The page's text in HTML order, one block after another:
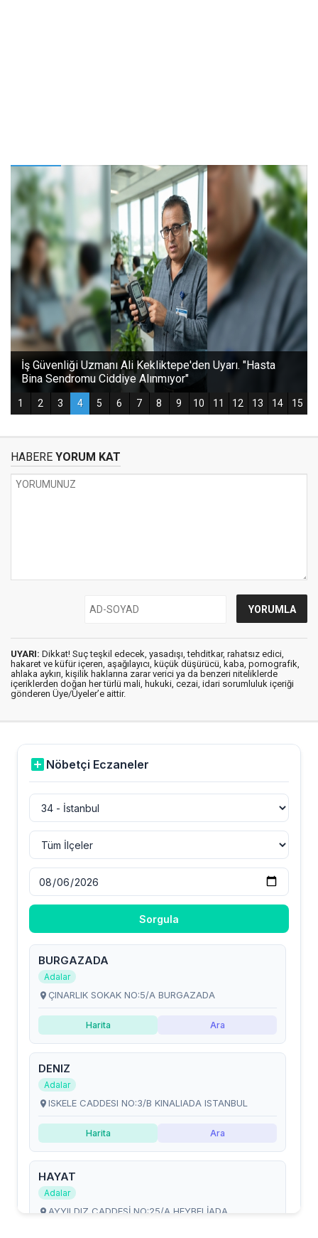
HABERE YORUM KAT
UYARI: Dikkat! Suç teşkil edecek, yasadışı, tehditkar, rahatsız edici,
hakaret ve küfür içeren, aşağılayıcı, küçük düşürücü, kaba, pornografik,
ahlaka aykırı, kişilik haklarına zarar verici ya da benzeri niteliklerde
içeriklerden doğan her türlü mali, hukuki, cezai, idari sorumluluk içeriği
gönderen Üye/Üyeler’e aittir.